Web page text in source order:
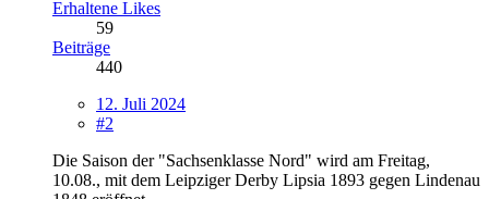
Erhaltene Likes
59
Beiträge
440
12. Juli 2024
#2
Die Saison der "Sachsenklasse Nord" wird am Freitag,
10.08., mit dem Leipziger Derby Lipsia 1893 gegen Lindenau